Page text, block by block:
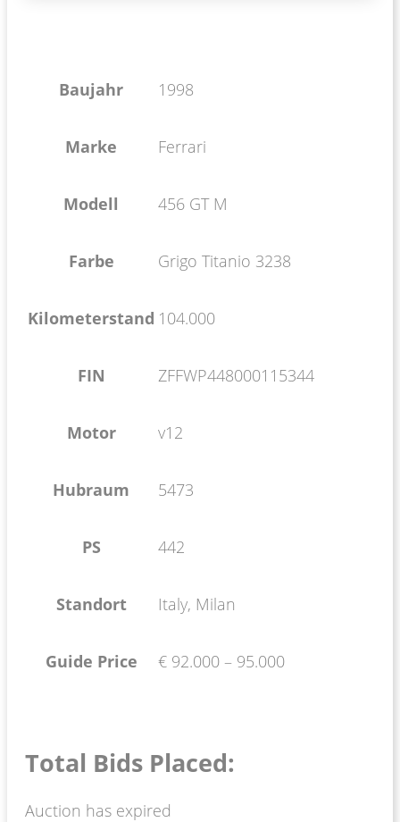
Baujahr 1998
Marke Ferrari
Modell 456 GT M
Farbe Grigo Titanio 3238
Kilometerstand 104.000
FIN ZFFWP448000115344
Motor v12
Hubraum 5473
PS 442
Standort Italy, Milan
Guide Price € 92.000 – 95.000
Total Bids Placed:
Auction has expired